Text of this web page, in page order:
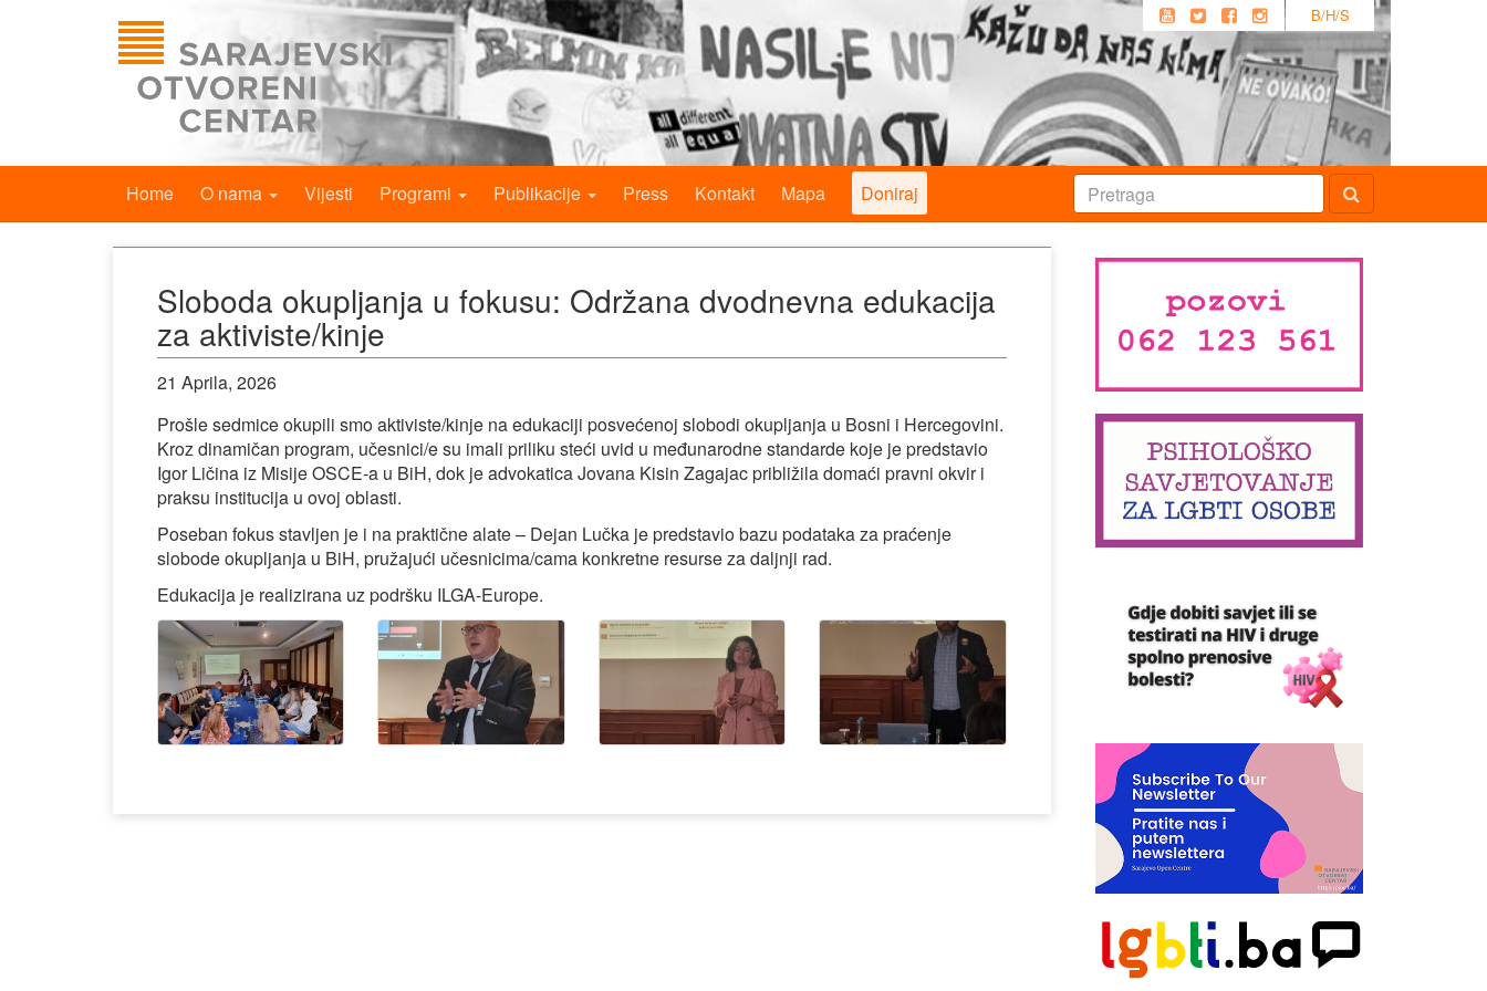
B/H/S
Home O nama Vijesti Programi Publikacije Press Kontakt Mapa Doniraj
Sloboda okupljanja u fokusu: Održana dvodnevna edukacija
za aktiviste/kinje
21 Aprila, 2026
Prošle sedmice okupili smo aktiviste/kinje na edukaciji posvećenoj slobodi okupljanja u Bosni i Hercegovini.
Kroz dinamičan program, učesnici/e su imali priliku steći uvid u međunarodne standarde koje je predstavio
Igor Ličina iz Misije OSCE-a u BiH, dok je advokatica Jovana Kisin Zagajac približila domaći pravni okvir i
praksu institucija u ovoj oblasti.
Poseban fokus stavljen je i na praktične alate – Dejan Lučka je predstavio bazu podataka za praćenje
slobode okupljanja u BiH, pružajući učesnicima/cama konkretne resurse za daljnji rad.
Edukacija je realizirana uz podršku ILGA-Europe.